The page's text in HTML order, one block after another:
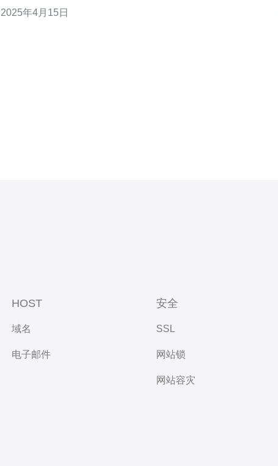
为了许多用户的首选。 韩国本地云服务器相对于其他国家
2025年4月15日
HOST
域名
电子邮件
安全
SSL
网站锁
网站容灾